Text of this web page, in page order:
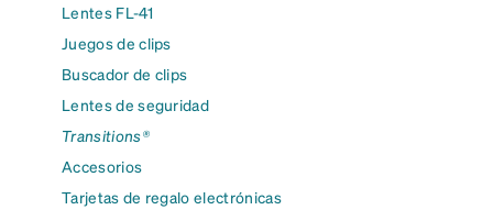
Lentes FL-41
Juegos de clips
Buscador de clips
Lentes de seguridad
Transitions®
Accesorios
Tarjetas de regalo electrónicas